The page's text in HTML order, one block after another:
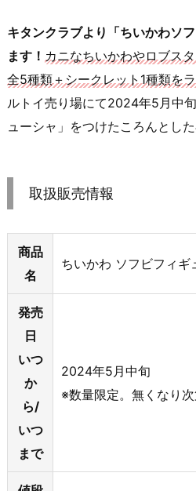
キタンクラブより「ちいかわソ
ます！ カニなちいかわやロブス
全5種類＋シークレット1種類を
ルトイ売り場にて2024年5月中
ューシャ」をつけたころんとし
取扱販売情報
商品
名
ちいかわ ソフビフィギ
発売
日
いつ
か
ら/
いつ
まで
2024年5月中旬
※数量限定。無くなり次